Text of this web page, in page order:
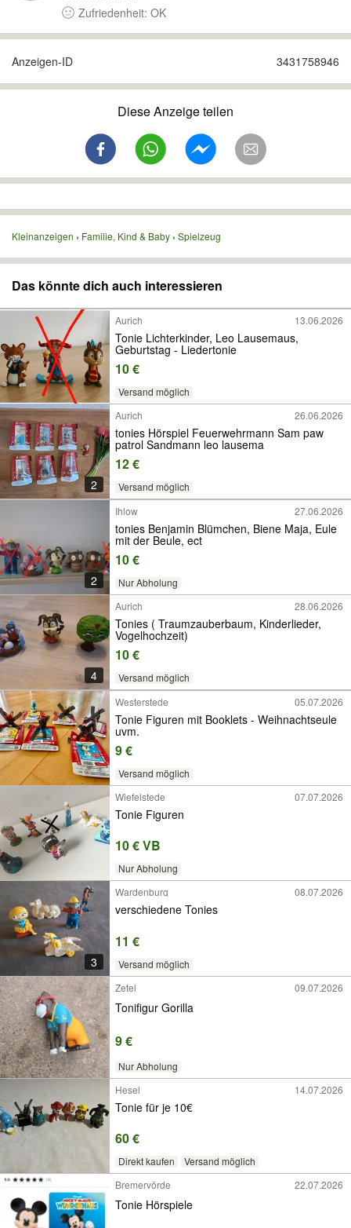
Zufriedenheit: OK
Anzeigen-ID 3431758946
Diese Anzeige teilen
Kleinanzeigen Familie, Kind & Baby Spielzeug
Das könnte dich auch interessieren
Aurich 13.06.2026
Tonie Lichterkinder, Leo Lausemaus,
Geburtstag - Liedertonie
10 €
Versand möglich
2
Aurich 26.06.2026
tonies Hörspiel Feuerwehrmann Sam paw
patrol Sandmann leo lausema
12 €
Versand möglich
2
Ihlow 27.06.2026
tonies Benjamin Blümchen, Biene Maja, Eule
mit der Beule, ect
10 €
Nur Abholung
4
Aurich 28.06.2026
Tonies ( Traumzauberbaum, Kinderlieder,
Vogelhochzeit)
10 €
Versand möglich
Westerstede
05.07.2026
Tonie Figuren mit Booklets - Weihnachtseule
uvm.
9 €
Versand möglich
Wiefelstede
07.07.2026
Tonie Figuren
10 € VB
Nur Abholung
3
Wardenburg 08.07.2026
verschiedene Tonies
11 €
Versand möglich
Zetel
09.07.2026
Tonifigur Gorilla
9 €
Nur Abholung
Hesel
14.07.2026
Tonie für je 10€
60 €
Direkt kaufen
Versand möglich
Bremervörde
22.07.2026
Tonie Hörspiele